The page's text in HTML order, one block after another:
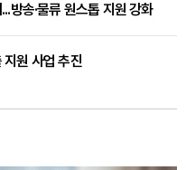
방송·물류 원스톱 지원 강화
지원 사업 추진